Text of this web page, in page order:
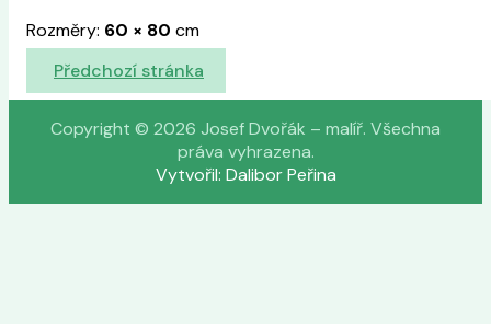
Rozměry: 60 × 80 cm
Předchozí stránka
Copyright © 2026 Josef Dvořák – malíř. Všechna
práva vyhrazena.
Vytvořil: Dalibor Peřina